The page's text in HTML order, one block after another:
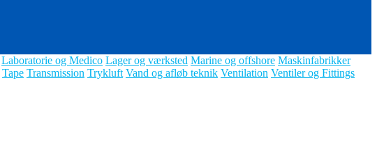
Laboratorie og Medico Lager og værksted Marine og offshore Maskinfabrikker
Tape Transmission Trykluft Vand og afløb teknik Ventilation Ventiler og Fittings